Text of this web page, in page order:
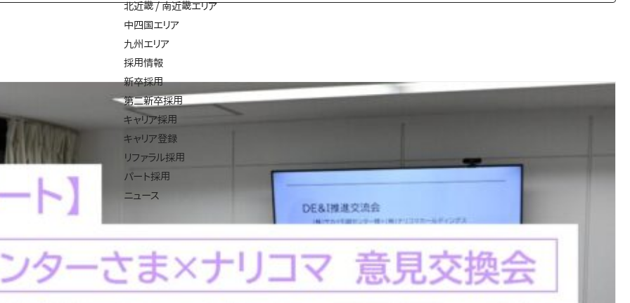
北近畿 / 南近畿エリア
中四国エリア
九州エリア
採用情報
新卒採用
第二新卒採用
キャリア採用
キャリア登録
リファラル採用
パート採用
ニュース